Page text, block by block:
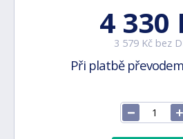
4 330
3 579 Kč bez
Při platbě převodem